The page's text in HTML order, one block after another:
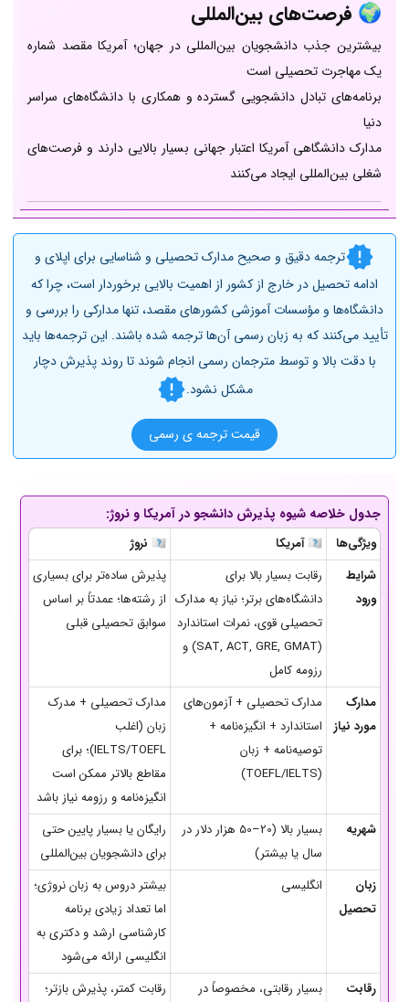
🌍 فرصت‌های بین‌المللی
بیشترین جذب دانشجویان بین‌المللی در جهان؛ آمریکا مقصد شماره
یک مهاجرت تحصیلی است
برنامه‌های تبادل دانشجویی گسترده و همکاری با دانشگاه‌های سراسر
دنیا
مدارک دانشگاهی آمریکا اعتبار جهانی بسیار بالایی دارند و فرصت‌های
شغلی بین‌المللی ایجاد می‌کنند
ترجمه دقیق و صحیح مدارک تحصیلی و شناسایی برای اپلای و
ادامه تحصیل در خارج از کشور از اهمیت بالایی برخوردار است، چرا که
دانشگاه‌ها و مؤسسات آموزشی کشورهای مقصد، تنها مدارکی را بررسی و
تأیید می‌کنند که به زبان رسمی آن‌ها ترجمه شده باشند. این ترجمه‌ها باید
با دقت بالا و توسط مترجمان رسمی انجام شوند تا روند پذیرش دچار
مشکل نشود.
قیمت ترجمه ی رسمی
جدول خلاصه شیوه پذیرش دانشجو در آمریکا و نروژ:
ویژگی‌ها 🇺🇸 آمریکا
🇳🇴 نروژ
شرایط
ورود
رقابت بسیار بالا برای
دانشگاه‌های برتر؛ نیاز به مدارک
تحصیلی قوی، نمرات استاندارد
(SAT, ACT, GRE, GMAT) و
رزومه کامل
پذیرش ساده‌تر برای بسیاری
از رشته‌ها؛ عمدتاً بر اساس
سوابق تحصیلی قبلی
مدارک
مورد نیاز
مدارک تحصیلی + آزمون‌های
استاندارد + انگیزه‌نامه +
توصیه‌نامه + زبان
(TOEFL/IELTS)
مدارک تحصیلی + مدرک
زبان (اغلب
IELTS/TOEFL)؛ برای
مقاطع بالاتر ممکن است
انگیزه‌نامه و رزومه نیاز باشد
شهریه
بسیار بالا (20–50 هزار دلار در
سال یا بیشتر)
رایگان یا بسیار پایین حتی
برای دانشجویان بین‌المللی
زبان
تحصیل
انگلیسی
بیشتر دروس به زبان نروژی؛
اما تعداد زیادی برنامه
کارشناسی ارشد و دکتری به
انگلیسی ارائه می‌شود
رقابت
بسیار رقابتی، مخصوصاً در رقابت کمتر، پذیرش بازتر؛